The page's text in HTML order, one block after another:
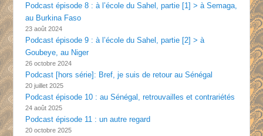
Podcast épisode 8 : à l’école du Sahel, partie [1] > à Semaga,
au Burkina Faso
23 août 2024
Podcast épisode 9 : à l’école du Sahel, partie [2] > à
Goubeye, au Niger
26 octobre 2024
Podcast [hors série]: Bref, je suis de retour au Sénégal
20 juillet 2025
Podcast épisode 10 : au Sénégal, retrouvailles et contrariétés
24 août 2025
Podcast épisode 11 : un autre regard
20 octobre 2025